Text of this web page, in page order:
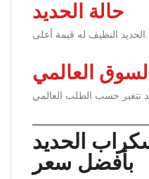
حالة الحديد
الحديد النظيف له قيمة أعلى.
السوق العالمي
الحديد
بأفضل سعر